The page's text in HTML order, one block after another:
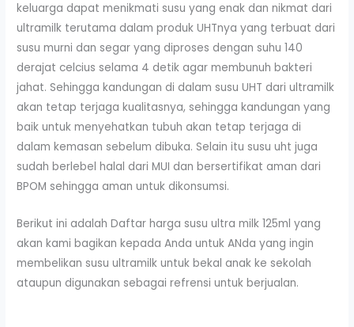
keluarga dapat menikmati susu yang enak dan nikmat dari
ultramilk terutama dalam produk UHTnya yang terbuat dari
susu murni dan segar yang diproses dengan suhu 140
derajat celcius selama 4 detik agar membunuh bakteri
jahat. Sehingga kandungan di dalam susu UHT dari ultramilk
akan tetap terjaga kualitasnya, sehingga kandungan yang
baik untuk menyehatkan tubuh akan tetap terjaga di
dalam kemasan sebelum dibuka. Selain itu susu uht juga
sudah berlebel halal dari MUI dan bersertifikat aman dari
BPOM sehingga aman untuk dikonsumsi.
Berikut ini adalah Daftar harga susu ultra milk 125ml yang
akan kami bagikan kepada Anda untuk ANda yang ingin
membelikan susu ultramilk untuk bekal anak ke sekolah
ataupun digunakan sebagai refrensi untuk berjualan.